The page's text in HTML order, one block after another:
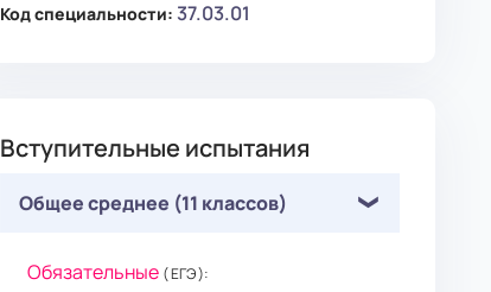
Код специальности: 37.03.01
Вступительные испытания
Общее среднее (11 классов)
Обязательные ( ЕГЭ ):